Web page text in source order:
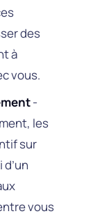
des
à
vous.
-
les
sur
vous